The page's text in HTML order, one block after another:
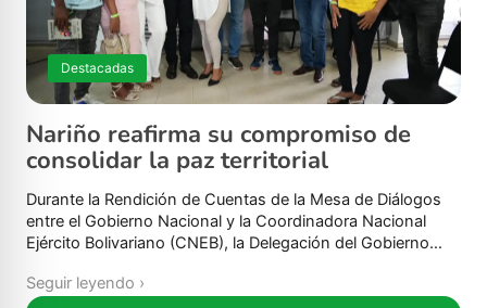
Destacadas
Nariño reafirma su compromiso de
consolidar la paz territorial
Durante la Rendición de Cuentas de la Mesa de Diálogos
entre el Gobierno Nacional y la Coordinadora Nacional
Ejército Bolivariano (CNEB), la Delegación del Gobierno…
Seguir leyendo ›